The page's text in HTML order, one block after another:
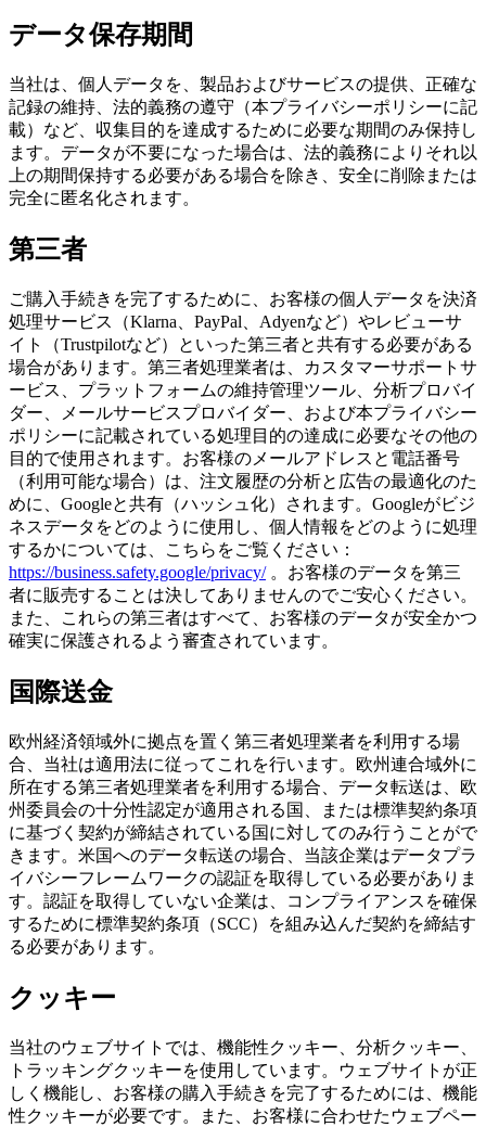
データ保存期間
当社は、個人データを、製品およびサービスの提供、正確な
記録の維持、法的義務の遵守（本プライバシーポリシーに記
載）など、収集目的を達成するために必要な期間のみ保持し
ます。データが不要になった場合は、法的義務によりそれ以
上の期間保持する必要がある場合を除き、安全に削除または
完全に匿名化されます。
第三者
ご購入手続きを完了するために、お客様の個人データを決済
処理サービス（Klarna、PayPal、Adyenなど）やレビューサ
イト（Trustpilotなど）といった第三者と共有する必要がある
場合があります。第三者処理業者は、カスタマーサポートサ
ービス、プラットフォームの維持管理ツール、分析プロバイ
ダー、メールサービスプロバイダー、および本プライバシー
ポリシーに記載されている処理目的の達成に必要なその他の
目的で使用されます。お客様のメールアドレスと電話番号
（利用可能な場合）は、注文履歴の分析と広告の最適化のた
めに、Googleと共有（ハッシュ化）されます。Googleがビジ
ネスデータをどのように使用し、個人情報をどのように処理
するかについては、こちらをご覧ください：
https://business.safety.google/privacy/。お客様のデータを第三
者に販売することは決してありませんのでご安心ください。
また、これらの第三者はすべて、お客様のデータが安全かつ
確実に保護されるよう審査されています。
国際送金
欧州経済領域外に拠点を置く第三者処理業者を利用する場
合、当社は適用法に従ってこれを行います。欧州連合域外に
所在する第三者処理業者を利用する場合、データ転送は、欧
州委員会の十分性認定が適用される国、または標準契約条項
に基づく契約が締結されている国に対してのみ行うことがで
きます。米国へのデータ転送の場合、当該企業はデータプラ
イバシーフレームワークの認証を取得している必要がありま
す。認証を取得していない企業は、コンプライアンスを確保
するために標準契約条項（SCC）を組み込んだ契約を締結す
る必要があります。
クッキー
当社のウェブサイトでは、機能性クッキー、分析クッキー、
トラッキングクッキーを使用しています。ウェブサイトが正
しく機能し、お客様の購入手続きを完了するためには、機能
性クッキーが必要です。また、お客様に合わせたウェブペー